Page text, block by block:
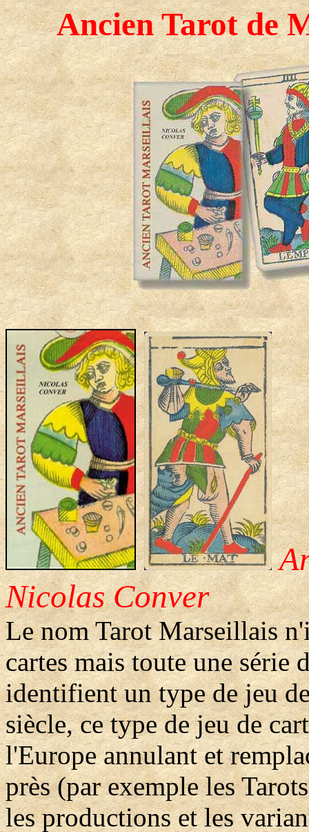
Ancien Tarot de
Nicolas Conver
Le nom Tarot Marseillais
cartes mais toute une série
identifient un type de jeu
siècle, ce type de jeu de
l'Europe annulant et
près (par exemple les
les productions et les